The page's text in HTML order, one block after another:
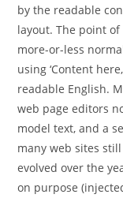
by the readable
layout. The point
more-or-less
using ‘Content
readable English.
web page editors
model text, and a
many web sites
evolved over the
on purpose